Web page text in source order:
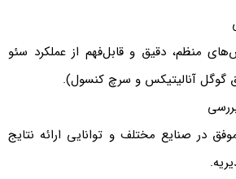
منظم، دقیق و قابل‌فهم از عملکرد سئو
گوگل آنالیتیکس و سرچ کنسول).
در صنایع مختلف و توانایی ارائه نتایج